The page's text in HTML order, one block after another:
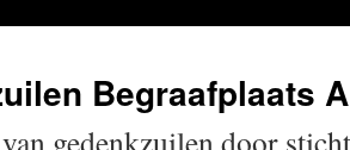
Begraafplaats
gedenkzuilen door